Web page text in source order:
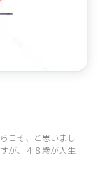
こそ、と思いまし
が、４８歳が人生